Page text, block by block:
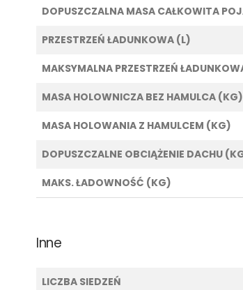
DOPUSZCZALNA MASA CAŁKOWITA
PRZESTRZEŃ ŁADUNKOWA (L)
MAKSYMALNA PRZESTRZEŃ
MASA HOLOWNICZA BEZ HAMULCA (KG)
MASA HOLOWANIA Z HAMULCEM (KG)
DOPUSZCZALNE OBCIĄŻENIE DACHU
MAKS. ŁADOWNOŚĆ (KG)
Inne
LICZBA SIEDZEŃ